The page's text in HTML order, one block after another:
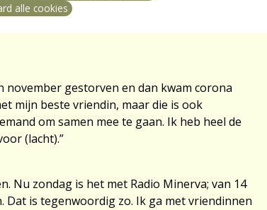
naar de mode gekeken: smalle of brede
november gestorven en dan kwam corona
mijn beste vriendin, maar die is ook
om samen mee te gaan. Ik heb heel de
(lacht).”
Nu zondag is het met Radio Minerva; van 14
Dat is tegenwoordig zo. Ik ga met vriendinnen
alle cookies